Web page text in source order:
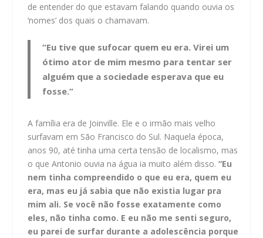
de entender do que estavam falando quando ouvia os
‘nomes’ dos quais o chamavam.
“Eu tive que sufocar quem eu era. Virei um
ótimo ator de mim mesmo para tentar ser
alguém que a sociedade esperava que eu
fosse.”
A família era de Joinville. Ele e o irmão mais velho
surfavam em São Francisco do Sul. Naquela época,
anos 90, até tinha uma certa tensão de localismo, mas
o que Antonio ouvia na água ia muito além disso. “Eu
nem tinha compreendido o que eu era, quem eu
era, mas eu já sabia que não existia lugar pra
mim ali. Se você não fosse exatamente como
eles, não tinha como. E eu não me senti seguro,
eu parei de surfar durante a adolescência porque